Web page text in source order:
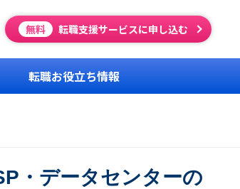
無料 転職支援サービスに申し込む
転職お役立ち情報
・データセンターの